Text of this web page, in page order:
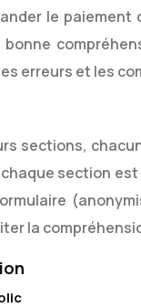
le
bonne
erreurs et les
sections,
section
la